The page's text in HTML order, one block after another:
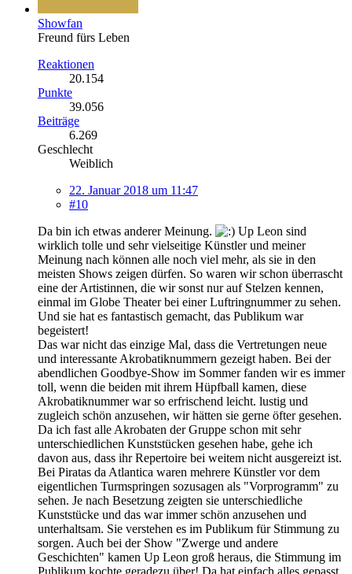
Showfan
Freund fürs Leben
Reaktionen
20.154
Punkte
39.056
Beiträge
6.269
Geschlecht
Weiblich
22. Januar 2018 um 11:47
#10
Da bin ich etwas anderer Meinung.
Up Leon sind
wirklich tolle und sehr vielseitige Künstler und meiner
Meinung nach können alle noch viel mehr, als sie in den
meisten Shows zeigen dürfen. So waren wir schon überrascht
eine der Artistinnen, die wir sonst nur auf Stelzen kennen,
einmal im Globe Theater bei einer Luftringnummer zu sehen.
Und sie hat es fantastisch gemacht, das Publikum war
begeistert!
Das war nicht das einzige Mal, dass die Vertretungen neue
und interessante Akrobatiknummern gezeigt haben. Bei der
abendlichen Goodbye-Show im Sommer fanden wir es immer
toll, wenn die beiden mit ihrem Hüpfball kamen, diese
Akrobatiknummer war so erfrischend leicht. lustig und
zugleich schön anzusehen, wir hätten sie gerne öfter gesehen.
Da ich fast alle Akrobaten der Gruppe schon mit sehr
unterschiedlichen Kunststücken gesehen habe, gehe ich
davon aus, dass ihr Repertoire bei weitem nicht ausgereizt ist.
Bei Piratas da Atlantica waren mehrere Künstler vor dem
eigentlichen Turmspringen sozusagen als "Vorprogramm" zu
sehen. Je nach Besetzung zeigten sie unterschiedliche
Kunststücke und das war immer schön anzusehen und
unterhaltsam. Sie verstehen es im Publikum für Stimmung zu
sorgen. Auch bei der Show "Zwerge und andere
Geschichten" kamen Up Leon groß heraus, die Stimmung im